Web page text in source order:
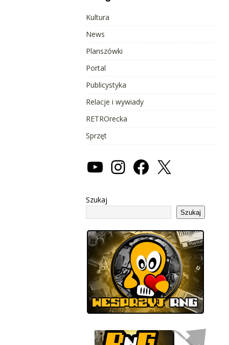
Kultura
News
Planszówki
Portal
Publicystyka
Relacje i wywiady
RETROrecka
Sprzęt
Szukaj
Szukaj